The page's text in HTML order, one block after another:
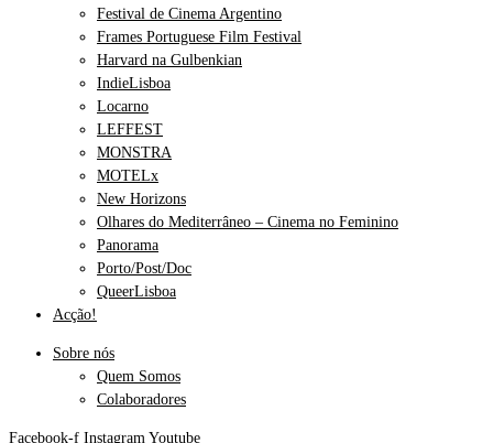
Festival de Cinema Argentino
Frames Portuguese Film Festival
Harvard na Gulbenkian
IndieLisboa
Locarno
LEFFEST
MONSTRA
MOTELx
New Horizons
Olhares do Mediterrâneo – Cinema no Feminino
Panorama
Porto/Post/Doc
QueerLisboa
Acção!
Sobre nós
Quem Somos
Colaboradores
Facebook-f Instagram Youtube